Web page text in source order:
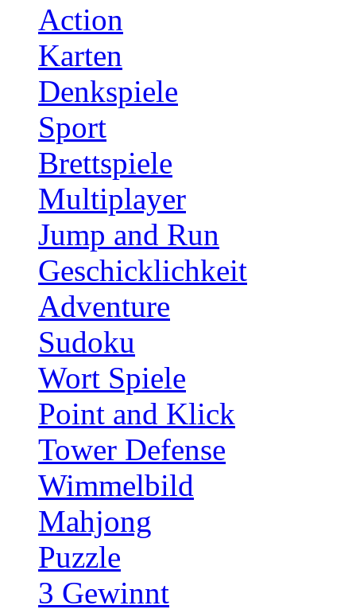
Action
Karten
Denkspiele
Sport
Brettspiele
Multiplayer
Jump and Run
Geschicklichkeit
Adventure
Sudoku
Wort Spiele
Point and Klick
Tower Defense
Wimmelbild
Mahjong
Puzzle
3 Gewinnt